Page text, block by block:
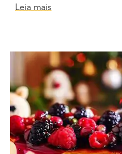
Leia mais